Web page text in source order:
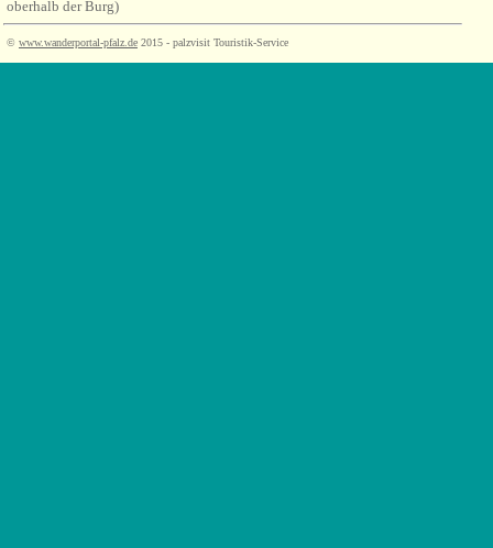
oberhalb der Burg)
© www.wanderportal-pfalz.de 2015 - palzvisit Touristik-Service